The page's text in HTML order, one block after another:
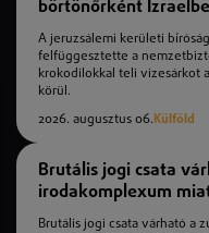
börtönőrként
A jeruzsálemi kerületi
felfüggesztette a
krokodilokkal teli vizesárkot
körül.
2026. augusztus 06. Külföld
Brutális jogi csata
irodakomplexum
Brutális jogi csata várható a